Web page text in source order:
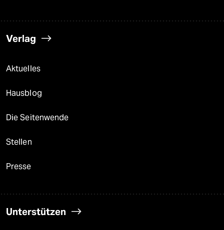
Verlag
Aktuelles
Hausblog
Die Seitenwende
Stellen
Presse
Unterstützen